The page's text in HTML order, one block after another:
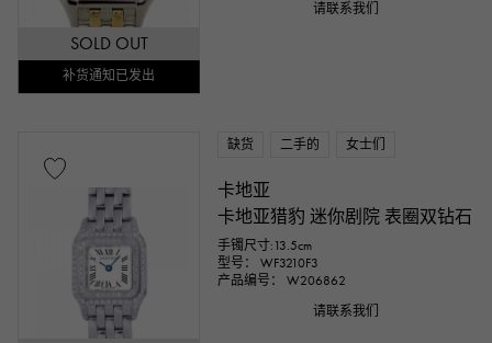
SOLD OUT
补货通知已发出
请联系我们
缺货 二手的 女士们
卡地亚
卡地亚猎豹 迷你剧院 表圈双钻石
手镯尺寸:13.5cm
型号： WF3210F3
产品编号： W206862
请联系我们